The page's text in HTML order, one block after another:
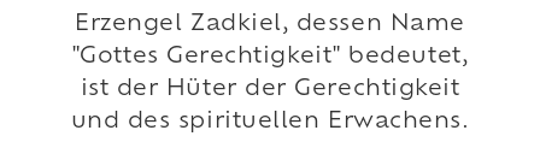
Erzengel Zadkiel, dessen Name
"Gottes Gerechtigkeit" bedeutet,
ist der Hüter der Gerechtigkeit
und des spirituellen Erwachens.